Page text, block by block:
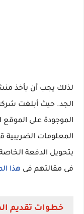
لذلك يجب أن يأخذ
الجد. حيث أبلغت
الموجودة على
بتحويل الدفعة
فى مقالتهم فى هذا
خطوات تقديم